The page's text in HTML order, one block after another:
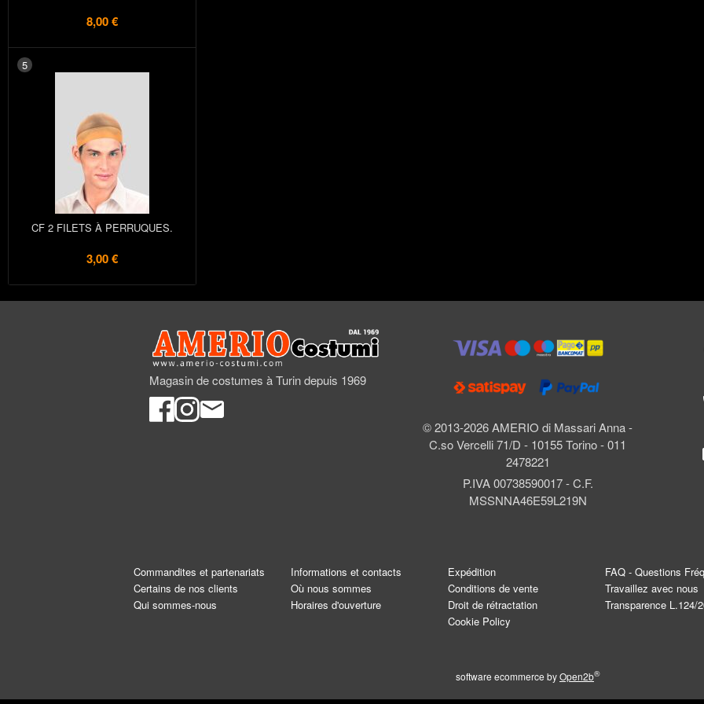
8,00 €
5
CF 2 FILETS À PERRUQUES.
3,00 €
Magasin de costumes à Turin depuis 1969
© 2013-2026 AMERIO di Massari Anna -
C.so Vercelli 71/D - 10155 Torino - 011
2478221
P.IVA 00738590017 - C.F.
MSSNNA46E59L219N
Commandites et partenariats
Certains de nos clients
Qui sommes-nous
Informations et contacts
Où nous sommes
Horaires d'ouverture
Expédition
Conditions de vente
Droit de rétractation
Cookie Policy
FAQ - Questions
Travaillez avec nous
Transparence L.124/
software ecommerce byOpen2b®